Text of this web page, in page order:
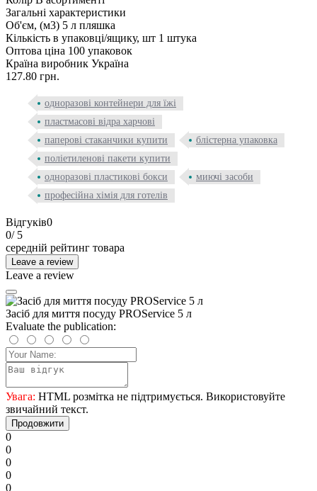
Загальні характеристики
Об'єм, (м3) 5 л пляшка
Кількість в упаковці/ящику, шт 1 штука
Оптова ціна 100 упаковок
Країна виробник Україна
127.80 грн.
одноразові контейнери для їжі
пластмасові відра харчові
паперові стаканчики купити
блістерна упаковка
поліетиленові пакети купити
одноразові пластикові бокси
миючі засоби
професійна хімія для готелів
Відгуків0
0/ 5
середній рейтинг товара
Leave a review
Leave a review
Засіб для миття посуду PROService 5 л
Evaluate the publication:
Увага: HTML розмітка не підтримується. Використовуйте
звичайний текст.
Продовжити
0
0
0
0
0